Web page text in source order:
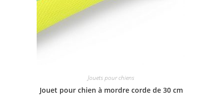
Jouets pour chiens
Jouet pour chien à mordre corde de 30 cm